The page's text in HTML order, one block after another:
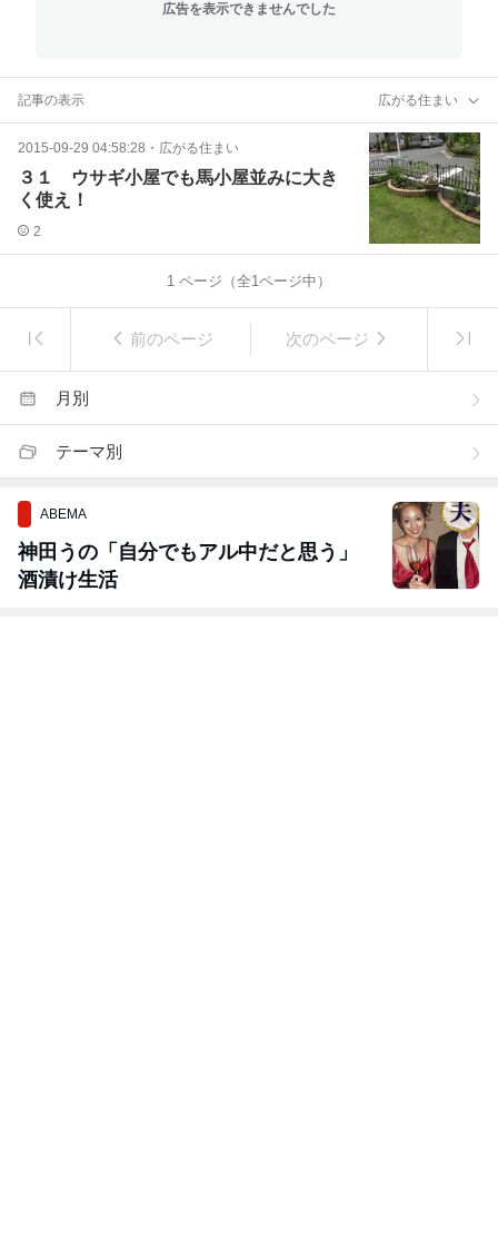
広告を表示できませんでした
記事の表示 広がる住まい
2015-09-29 04:58:28 ・ 広がる住まい
３１ ウサギ小屋でも馬小屋並みに大き
く使え！
2
1 ページ（全1ページ中）
前のページ 次のページ
月別
テーマ別
ABEMA
神田うの「自分でもアル中だと思う」
酒漬け生活